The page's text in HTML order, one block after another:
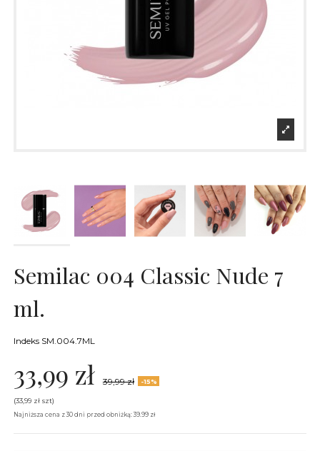
Semilac 004 Classic Nude 7
ml.
Indeks SM.004.7ML
33,99 zł 39,99 zł -15%
(33,99 zł szt)
Najniższa cena z 30 dni przed obniżką: 39.99 zł